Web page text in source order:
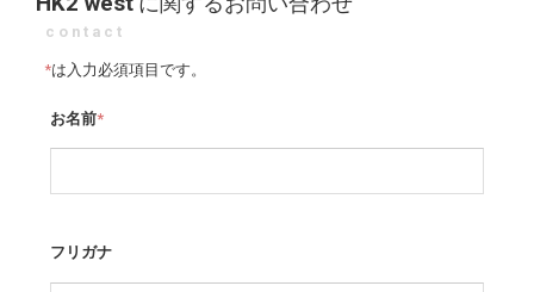
contact
*は入力必須項目です。
お名前*
フリガナ